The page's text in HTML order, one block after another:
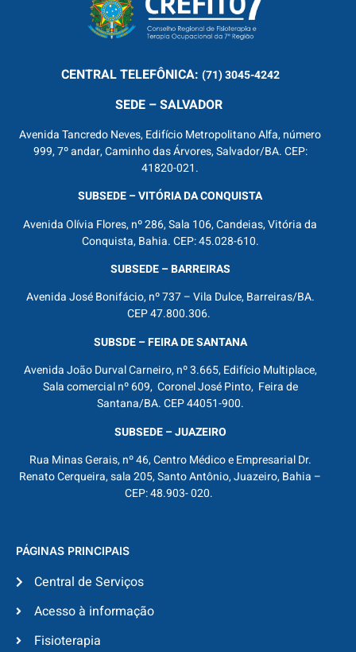
CENTRALTELEFÔNICA: (71) 3045-4242
SEDE – SALVADOR
Avenida Tancredo Neves, Edifício Metropolitano Alfa, número
999, 7º andar, Caminho das Árvores, Salvador/BA. CEP:
41820-021.
SUBSEDE – VITÓRIA DA CONQUISTA
Avenida Olívia Flores, nº 286, Sala 106, Candeias, Vitória da
Conquista, Bahia. CEP: 45.028-610.
SUBSEDE – BARREIRAS
Avenida José Bonifácio, nº 737 – Vila Dulce, Barreiras/BA.
CEP 47.800.306.
SUBSDE – FEIRA DE SANTANA
Avenida João Durval Carneiro, nº 3.665, Edifício Multiplace,
Sala comercial nº 609, Coronel José Pinto, Feira de
Santana/BA. CEP 44051-900.
SUBSEDE – JUAZEIRO
Rua Minas Gerais, nº 46, Centro Médico e Empresarial Dr.
Renato Cerqueira, sala 205, Santo Antônio, Juazeiro, Bahia –
CEP: 48.903- 020.
PÁGINAS PRINCIPAIS
Central de Serviços
Acesso à informação
Fisioterapia